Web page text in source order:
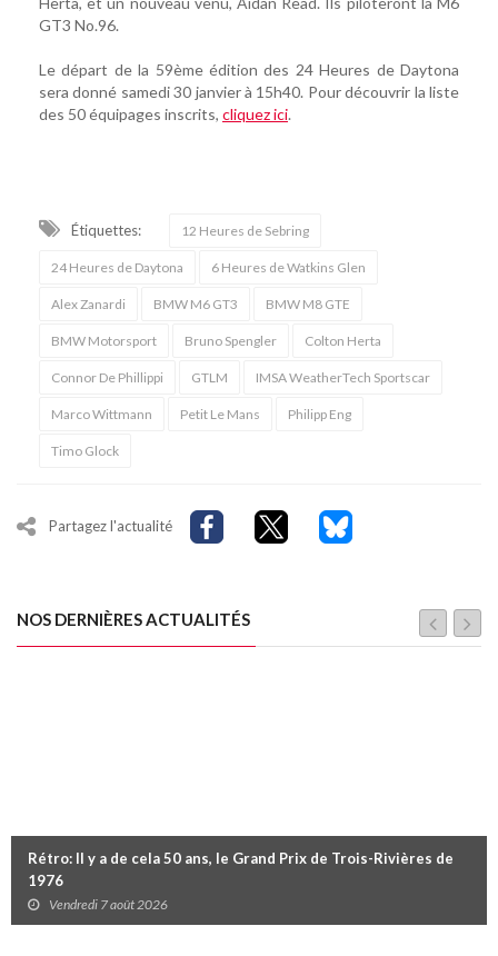
GT3 No.96.
Le départ de la 59ème édition des 24 Heures de Daytona
sera donné samedi 30 janvier à 15h40. Pour découvrir la liste
des 50 équipages inscrits, cliquez ici.
Étiquettes: 12 Heures de Sebring
24 Heures de Daytona 6 Heures de Watkins Glen
Alex Zanardi BMW M6 GT3 BMW M8 GTE
BMW Motorsport Bruno Spengler Colton Herta
Connor De Phillippi GTLM IMSA WeatherTech Sportscar
Marco Wittmann Petit Le Mans Philipp Eng
Timo Glock
Partagez l'actualité
NOS DERNIÈRES ACTUALITÉS
Rétro: Il y a de cela 50 ans, le Grand Prix de Trois-Rivières de
1976
Vendredi 7 août 2026